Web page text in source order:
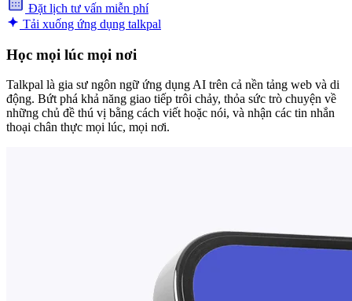
Đặt lịch tư vấn miễn phí
Tải xuống ứng dụng talkpal
Học mọi lúc mọi nơi
Talkpal là gia sư ngôn ngữ ứng dụng AI trên cả nền tảng web và di
động. Bứt phá khả năng giao tiếp trôi chảy, thỏa sức trò chuyện về
những chủ đề thú vị bằng cách viết hoặc nói, và nhận các tin nhắn
thoại chân thực mọi lúc, mọi nơi.